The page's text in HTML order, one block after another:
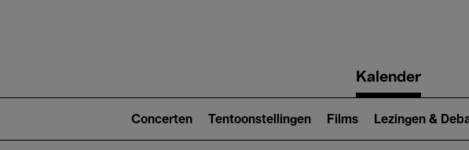
navigationKalender
2)
Concerten Tentoonstellingen Films Lezingen &